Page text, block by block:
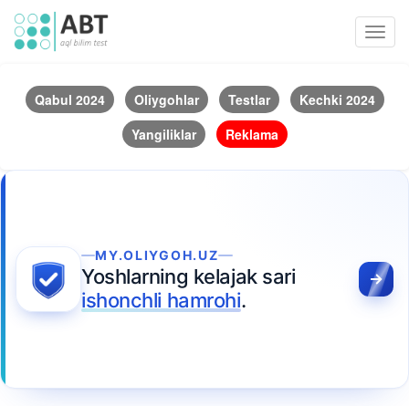
Qabul 2024 Oliygohlar Testlar
Kechki 2024
Yangiliklar
Reklama
MY.OLIYGOH.UZ
Yoshlarning kelajak sari
ishonchli hamrohi.